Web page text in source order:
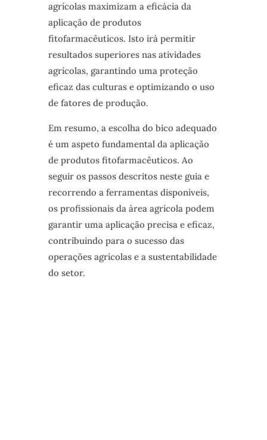
agrícolas maximizam a eficácia da
aplicação de produtos
fitofarmacêuticos. Isto irá permitir
resultados superiores nas atividades
agrícolas, garantindo uma proteção
eficaz das culturas e optimizando o uso
de fatores de produção.
Em resumo, a escolha do bico adequado
é um aspeto fundamental da aplicação
de produtos fitofarmacêuticos. Ao
seguir os passos descritos neste guia e
recorrendo a ferramentas disponíveis,
os profissionais da área agrícola podem
garantir uma aplicação precisa e eficaz,
contribuindo para o sucesso das
operações agrícolas e a sustentabilidade
do setor.